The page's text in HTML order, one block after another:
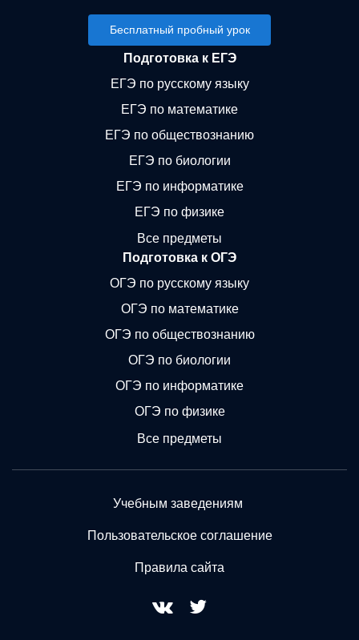
Бесплатный пробный урок
Подготовка к ЕГЭ
ЕГЭ по русскому языку
ЕГЭ по математике
ЕГЭ по обществознанию
ЕГЭ по биологии
ЕГЭ по информатике
ЕГЭ по физике
Все предметы
Подготовка к ОГЭ
ОГЭ по русскому языку
ОГЭ по математике
ОГЭ по обществознанию
ОГЭ по биологии
ОГЭ по информатике
ОГЭ по физике
Все предметы
Учебным заведениям
Пользовательское соглашение
Правила сайта